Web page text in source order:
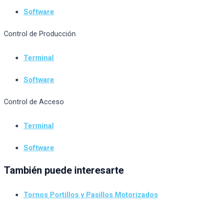
Software
Control de Producción
Terminal
Software
Control de Acceso
Terminal
Software
También puede interesarte
Tornos Portillos y Pasillos Motorizados